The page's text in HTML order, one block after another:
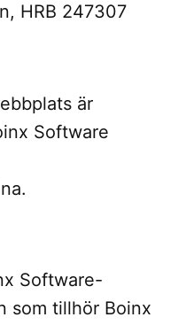
HRB 247307
är
Software
Software-
som tillhör Boinx